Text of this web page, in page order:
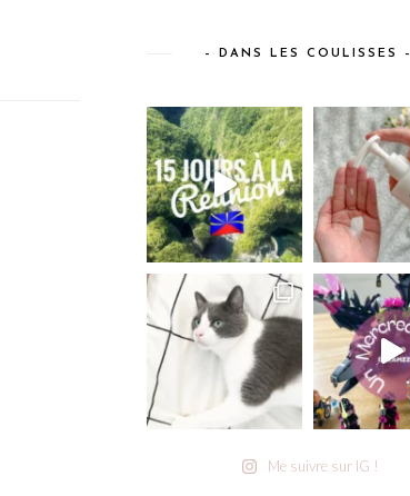
– DANS LES COULISSES –
Me suivre sur IG !